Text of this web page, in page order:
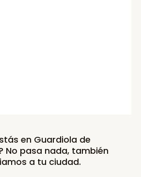
en Guardiola de
No pasa nada, también
a tu ciudad.